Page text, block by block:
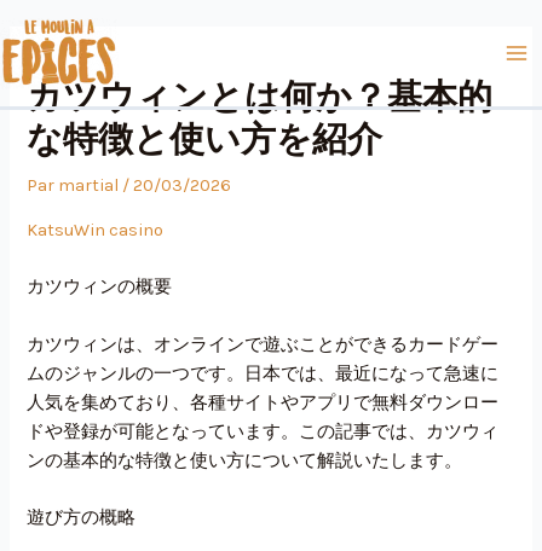
au
contenu
カツウィンとは何か？基本的
な特徴と使い方を紹介
Par martial /20/03/2026
KatsuWin casino
カツウィンの概要
カツウィンは、オンラインで遊ぶことができるカードゲー
ムのジャンルの一つです。日本では、最近になって急速に
人気を集めており、各種サイトやアプリで無料ダウンロー
ドや登録が可能となっています。この記事では、カツウィ
ンの基本的な特徴と使い方について解説いたします。
遊び方の概略
des
articles